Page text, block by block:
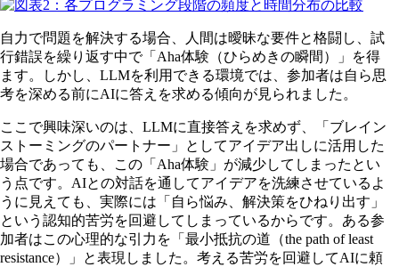
自力で問題を解決する場合、人間は曖昧な要件と格闘し、試
行錯誤を繰り返す中で「Aha体験（ひらめきの瞬間）」を得
ます。しかし、LLMを利用できる環境では、参加者は自ら思
考を深める前にAIに答えを求める傾向が見られました。
ここで興味深いのは、LLMに直接答えを求めず、「ブレイン
ストーミングのパートナー」としてアイデア出しに活用した
場合であっても、この「Aha体験」が減少してしまったとい
う点です。AIとの対話を通してアイデアを洗練させているよ
うに見えても、実際には「自ら悩み、解決策をひねり出す」
という認知的苦労を回避してしまっているからです。ある参
加者はこの心理的な引力を「最小抵抗の道（the path of least
resistance）」と表現しました。考える苦労を回避してAIに頼